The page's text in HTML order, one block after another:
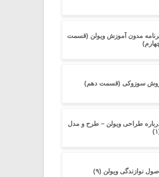
مدون آموزش ویولن (قسمت
سوزوکی (قسمت دهم)
طراحی ویولن – طرح و مدل
نوازندگی ویولن (۹)